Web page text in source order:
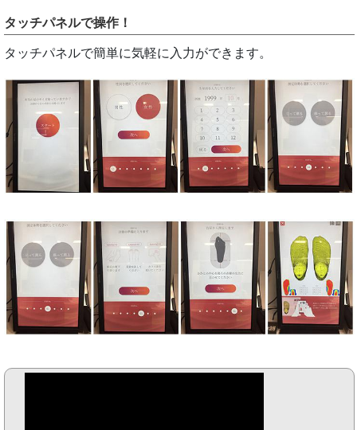
タッチパネルで操作！
タッチパネルで簡単に気軽に入力ができます。